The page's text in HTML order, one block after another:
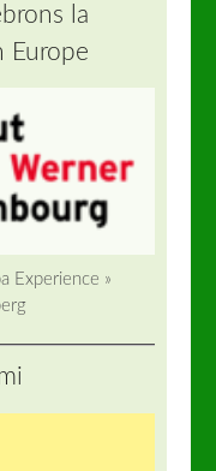
la
Europe
Experience »